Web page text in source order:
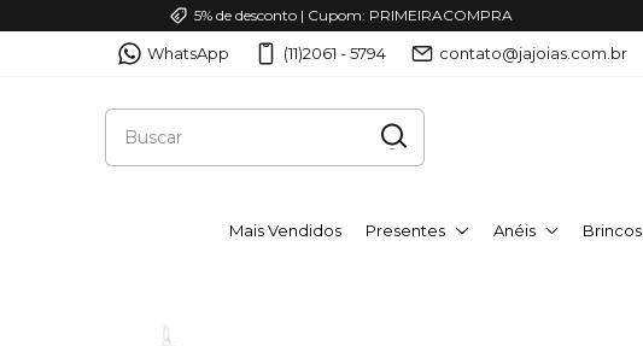
5% de desconto | Cupom: PRIMEIRACOMPRA
WhatsApp (11)2061 - 5794 contato@jajoias.com.br
Mais Vendidos Presentes Anéis Brincos